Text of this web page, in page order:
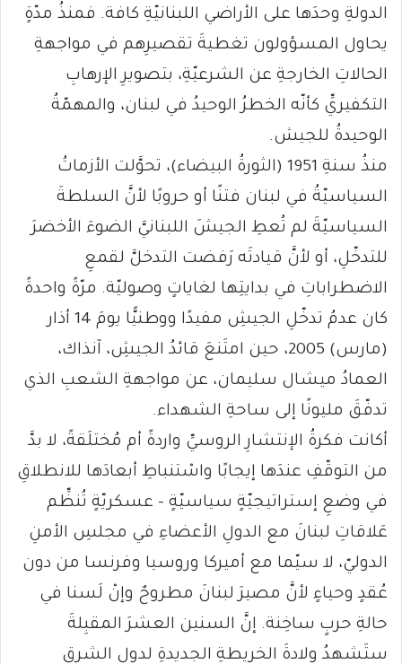
الدولةِ وحدَها على الأراضي اللبنانيّةِ كافة. فمنذُ مدّةٍ
يحاول المسؤولون تغطيةَ تقصيرِهم في مواجهةِ
الحالاتِ الخارجةِ عن الشرعيّةِ، بتصويرِ الإرهابِ
التكفيريِّ كأنّه الخطرُ الوحيدُ في لبنان، والمهمّةُ
الوحيدةُ للجيش.
منذُ سنةِ 1951 (الثورةُ البيضاء)، تحوَّلت الأزماتُ
السياسيّةُ في لبنان فتنًا أو حروبًا لأنَّ السلطةَ
السياسيّةَ لم تُعطِ الجيشَ اللبنانيَّ الضوءَ الأخضرَ
للتدخّلِ، أو لأنَّ قيادتَه رَفضت التدخلَّ لقمعِ
الاضطراباتِ في بدايتِها لغاياتٍ وصوليّة. مرّةً واحدةً
كان عدمُ تدخّلِ الجيشِ مفيدًا ووطنيًّا يومَ 14 أذار
(مارس) 2005، حين امتَنعَ قائدُ الجيشِ، آنذاك،
العمادُ ميشال سليمان، عن مواجهةِ الشعبِ الذي
تدفّقَ مليونًا إلى ساحةِ الشهداء.
أكانت فكرةُ الإنتشارِ الروسيِّ واردةً أم مُختلَقةً، لا بدَّ
من التوقّفِ عندَها إيجابًا واسْتنباطِ أبعادَها للانطلاقِ
في وضعِ إستراتيجيّةٍ سياسيّةٍ – عسكريّةٍ تُنظِّم
عَلاقاتِ لبنانَ مع الدولِ الأعضاءِ في مجلسِ الأمنِ
الدوليّ، لا سيّما مع أميركا وروسيا وفرنسا من دون
عُقدٍ وحياءٍ لأنَّ مصيرَ لبنانَ مطروحٌ وإنْ لَسنا في
حالةِ حربٍ ساخِنة. إنَّ السنين العشرَ المقبِلةَ
ستَشهدُ ولادةَ الخريطةِ الجديدةِ لدولِ الشرقِ